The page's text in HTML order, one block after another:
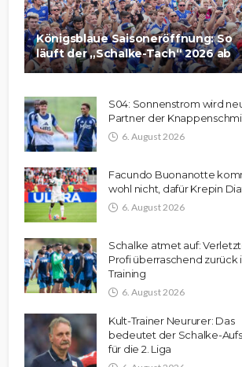
Königsblaue Saisoneröffnung: So
läuft der „Schalke-Tach“ 2026 ab
S04: Sonnenstrom wird
Partner der
6. August 2026
Facundo Buonanotte
wohl nicht, dafür Krepin
6. August 2026
Schalke atmet auf:
Profi überraschend zurück
Training
6. August 2026
Kult-Trainer Neururer: Das
bedeutet der Schalke-
für die 2. Liga